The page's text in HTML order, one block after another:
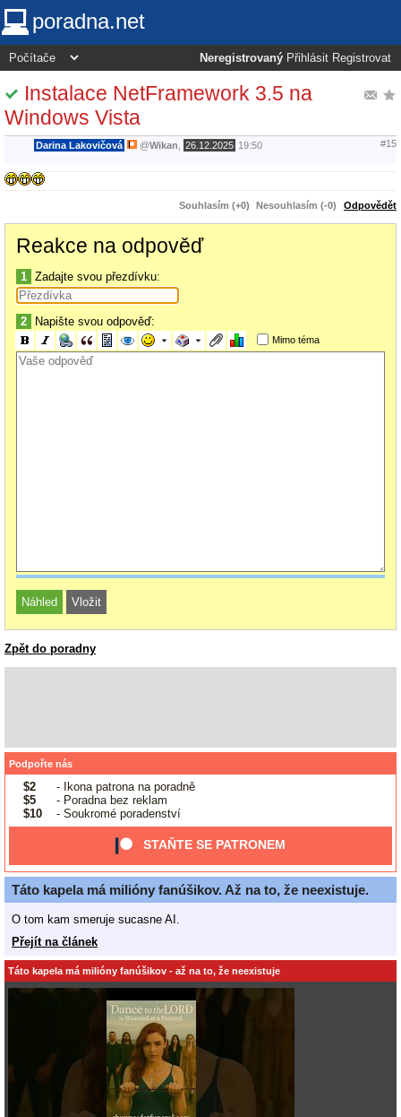
poradna.net
Neregistrovaný Přihlásit Registrovat
Instalace NetFramework 3.5 na
Windows Vista
Darina Lakovičová @Wikan 26.12.2025 19:50 #15
Souhlasím (+0) Nesouhlasím (-0) Odpovědět
Reakce na odpověď
1 Zadajte svou přezdívku:
2 Napište svou odpověď:
Mimo téma
Zpět do poradny
Podpořte nás
$2
- Ikona patrona na poradně
$5
- Poradna bez reklam
$10
- Soukromé poradenství
STAŇTE SE PATRONEM
Táto kapela má milióny fanúšikov. Až na to, že neexistuje.
O tom kam smeruje sucasne AI.
Přejít na článek
Táto kapela má milióny fanúšikov - až na to, že neexistuje